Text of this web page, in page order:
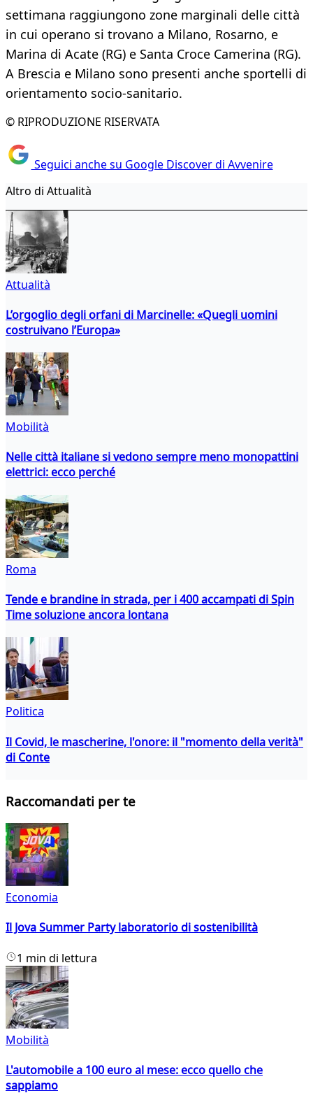
settimana raggiungono zone marginali delle città
in cui operano si trovano a Milano, Rosarno, e
Marina di Acate (RG) e Santa Croce Camerina (RG).
A Brescia e Milano sono presenti anche sportelli di
orientamento socio-sanitario.
© RIPRODUZIONE RISERVATA
Seguici anche su Google Discover di Avvenire
Altro di Attualità
Attualità
L’orgoglio degli orfani di Marcinelle: «Quegli uomini
costruivano l’Europa»
Mobilità
Nelle città italiane si vedono sempre meno monopattini
elettrici: ecco perché
Roma
Tende e brandine in strada, per i 400 accampati di Spin
Time soluzione ancora lontana
Politica
Il Covid, le mascherine, l'onore: il "momento della verità"
di Conte
Raccomandati per te
Economia
Il Jova Summer Party laboratorio di sostenibilità
1 min di lettura
Mobilità
L'automobile a 100 euro al mese: ecco quello che
sappiamo